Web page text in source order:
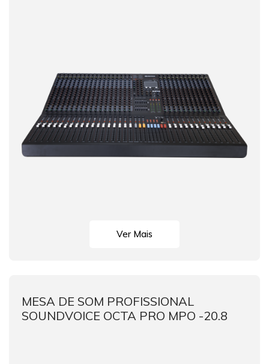
Ver Mais
MESA DE SOM PROFISSIONAL
SOUNDVOICE OCTA PRO MPO -20.8